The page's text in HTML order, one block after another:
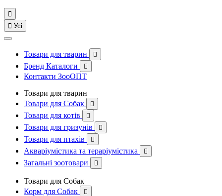

 Усі
Товари для тварин 
Бренд Каталоги 
Контакти ЗооОПТ
Товари для тварин
Товари для Собак

Товари для котів 
Товари для гризунів 
Товари для птахів 
Акваріумістика та тераріумістика 
Загальні зоотовари 
Товари для Собак
Корм для Собак
